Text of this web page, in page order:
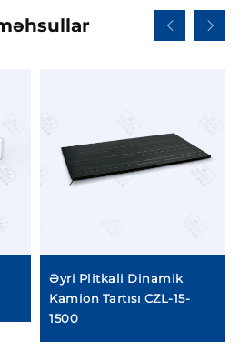
Əyri Plitkali Dinamik
Kamion Tartısı CZL-15-
1500